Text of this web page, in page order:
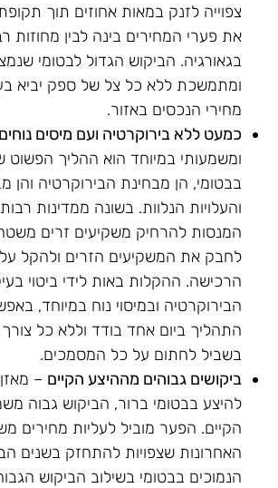
צפוייה לזנק במאות אחוזים תוך
את פערי המחירים בינה לבין מחוזות
בגאורגיה. הביקוש הגדול לבטומי
ומתמשכת ללא כל צל של ספק יביא
מחירי הנכסים באזור.
כמעט ללא בירוקרטיה ועם מיסים נוחים
ומשמעותי במיוחד הוא ההליך הפשוט
בבטומי, הן מבחינת הבירוקרטיה והן
והעלויות הנלוות. בשונה ממדינות
המנסות להרחיק משקיעים זרים
לחבק את המשקיעים הזרים ולהקל
הרכישה. ההקלות באות לידי ביטוי
הבירוקרטיה ובמיסוי נוח במיוחד,
התהליך ביום אחד בודד וללא כל צורך
בשביל לחתום על כל המסמכים.
ביקושים גבוהים מההיצע הקיים– מאזן
להיצע בבטומי ברור, הביקוש גבוה
הקיים. הפער מוביל לעליות מחירים
האחרונות שצפויות להתחזק בשנים
הנמוכים בבטומי בשילוב הביקוש